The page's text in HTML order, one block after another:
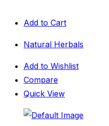
Add to Cart
Natural Herbals
Add to Wishlist
Compare
Quick View